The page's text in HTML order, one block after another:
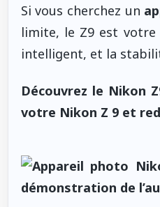
Si vous cherchez un
limite, le Z9 est votre
intelligent, et la
Découvrez le Nikon
votre Nikon Z 9 et